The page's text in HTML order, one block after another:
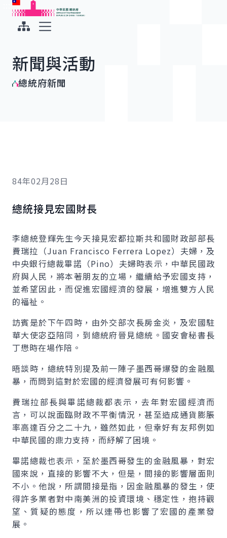
跳到主要內容
中華民國總統府
新聞與活動
總統府新聞
84年02月28日
總統接見宏國財長
李總統登輝先生今天接見宏都拉斯共和國財政部部長
費瑞拉（Juan Francisco Ferrera Lopez）夫婦，及
中央銀行總裁畢諾（Pino）夫婦時表示，中華民國政
府與人民，將本著朋友的立場，繼續給予宏國支持，
並希望因此，而促進宏國經濟的發展，增進雙方人民
的福祉。
訪賓是於下午四時，由外交部次長房金炎，及宏國駐
華大使宓亞陪同，到總統府晉見總統。國安會秘書長
丁懋時在場作陪。
晤談時，總統特別提及前一陣子墨西哥爆發的金融風
暴，而問到這對於宏國的經濟發展可有何影響。
費瑞拉部長與畢諾總裁都表示，去年對宏國經濟而
言，可以說面臨財政不平衡情況，甚至造成通貨膨脹
率高達百分之二十九，雖然如此，但幸好有友邦例如
中華民國的鼎力支持，而紓解了困境。
畢諾總裁也表示，至於墨西哥發生的金融風暴，對宏
國來說，直接的影響不大，但是，間接的影響層面則
不小。他說，所謂間接是指，因金融風暴的發生，使
得許多業者對中南美洲的投資環境、穩定性，抱持觀
望、質疑的態度，所以連帶也影響了宏國的產業發
展。